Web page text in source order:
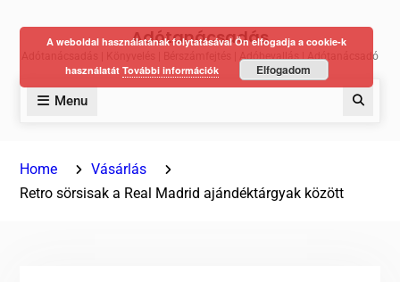
Adótanácsadás
Adótanácsadás | Könyvelés | Bérszámfejtés | Adóbevallás | Adótanácsadó
Menu
Home
Vásárlás
Retro sörsisak a Real Madrid ajándéktárgyak között
A weboldal használatának folytatásával Ön elfogadja a cookie-k
használatát További információk Elfogadom